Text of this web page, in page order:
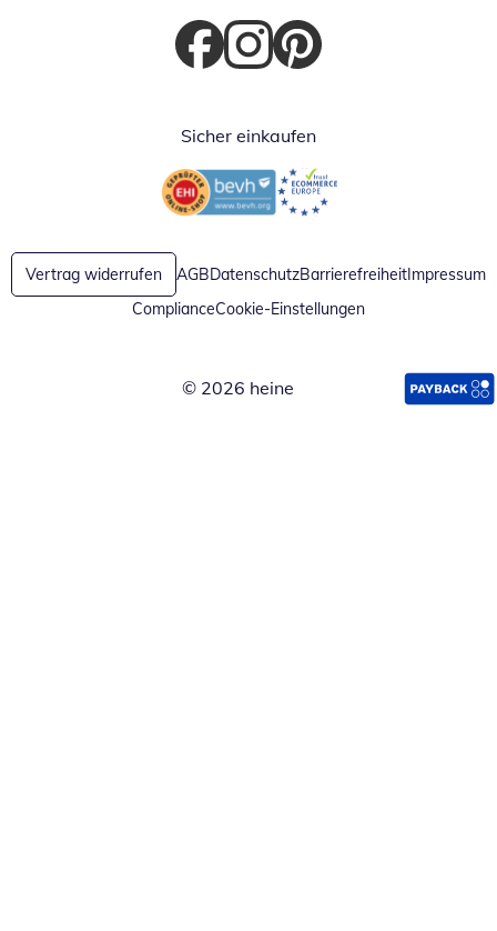
Öffnet in neuem Fenster
Öffnet in neuem Fenster
Öffnet in neuem Fenster
Sicher einkaufen
Öffnet in neuem FensterÖffnet in neuem Fenster
Vertrag widerrufen AGBDatenschutzBarrierefreiheitImpressum
ComplianceCookie-Einstellungen
© 2026 heine